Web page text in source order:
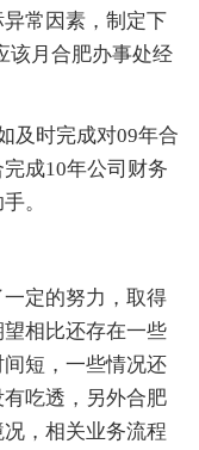
常因素，制定下
该月合肥办事处经
时完成对09年合
成10年公司财务
。
定的努力，取得
相比还存在一些
短，一些情况还
吃透，另外合肥
，相关业务流程